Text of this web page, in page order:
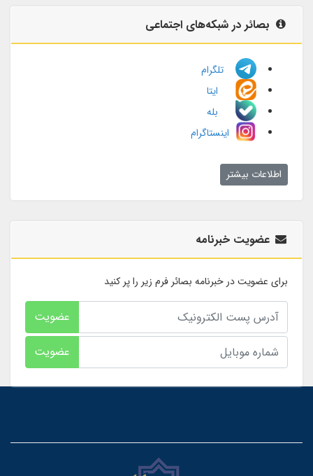
بصائر در شبکه‌های اجتماعی
تلگرام
ایتا
بله
اینستاگرام
اطلاعات بیشتر
عضویت خبرنامه
برای عضویت در خبرنامه بصائر فرم زیر را پر کنید
عضویت
عضویت